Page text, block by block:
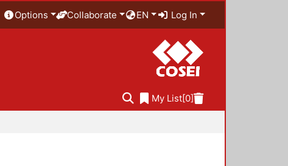
Options Collaborate EN Log In
My List[0]